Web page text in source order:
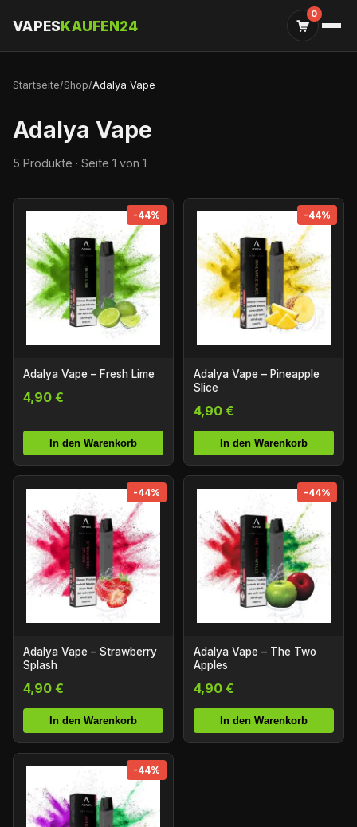
VAPESKAUFEN24
0
Startseite/Shop/Adalya Vape
Adalya Vape
5 Produkte · Seite 1 von 1
-44%
Adalya Vape – Fresh Lime
4,90 €
In den Warenkorb
-44%
Adalya Vape – Pineapple
Slice
4,90 €
In den Warenkorb
-44%
Adalya Vape – Strawberry
Splash
4,90 €
In den Warenkorb
-44%
Adalya Vape – The Two
Apples
4,90 €
In den Warenkorb
-44%